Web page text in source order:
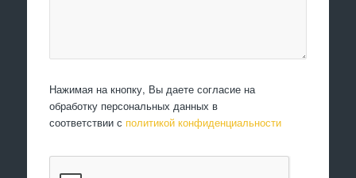
Нажимая на кнопку, Вы даете согласие на
обработку персональных данных в
соответствии с политикой конфиденциальности